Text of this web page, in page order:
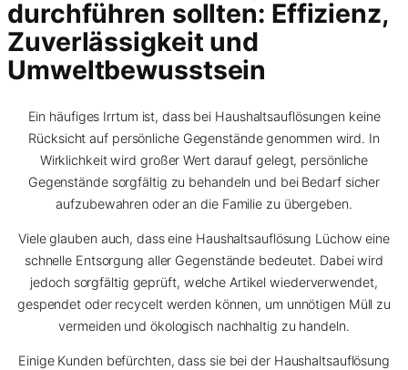
durchführen sollten: Effizienz,
Zuverlässigkeit und
Umweltbewusstsein
Ein häufiges Irrtum ist, dass bei Haushaltsauflösungen keine
Rücksicht auf persönliche Gegenstände genommen wird. In
Wirklichkeit wird großer Wert darauf gelegt, persönliche
Gegenstände sorgfältig zu behandeln und bei Bedarf sicher
aufzubewahren oder an die Familie zu übergeben.
Viele glauben auch, dass eine Haushaltsauflösung Lüchow eine
schnelle Entsorgung aller Gegenstände bedeutet. Dabei wird
jedoch sorgfältig geprüft, welche Artikel wiederverwendet,
gespendet oder recycelt werden können, um unnötigen Müll zu
vermeiden und ökologisch nachhaltig zu handeln.
Einige Kunden befürchten, dass sie bei der Haushaltsauflösung